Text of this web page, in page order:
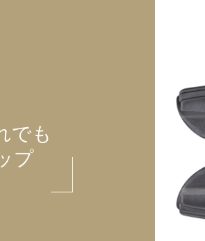
でも
プ